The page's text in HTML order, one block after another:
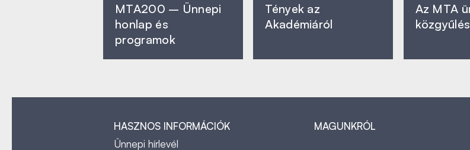
MTA200 – Ünnepi
honlap és
programok
Tények az
Akadémiáról
Az MTA
HASZNOS INFORMÁCIÓK
Ünnepi hírlevél
MAGUNKRÓL